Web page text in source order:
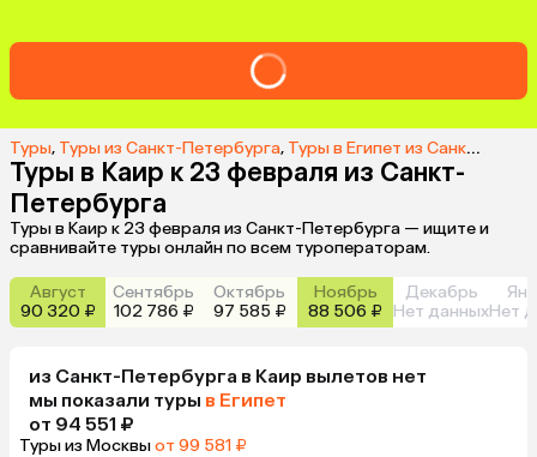
Туры, Туры из Санкт-Петербурга, Туры в Египет из Санкт-Петербурга
Туры в Каир к 23 февраля из Санкт-
Петербурга
Туры в Каир к 23 февраля из Санкт-Петербурга — ищите и
сравнивайте туры онлайн по всем туроператорам.
Август
90 320 ₽
Сентябрь
102 786 ₽
Октябрь
97 585 ₽
Ноябрь
88 506 ₽
Декабрь
Нет данныхНет
из Санкт-Петербурга в Каир вылетов нет
мы показали туры в Египет
от 94 551 ₽
Туры из Москвыот 99 581 ₽